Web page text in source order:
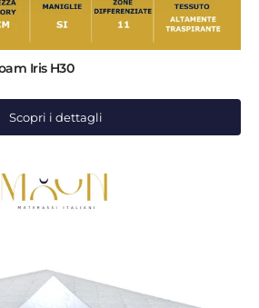
Iris H30
Scopri i dettagli